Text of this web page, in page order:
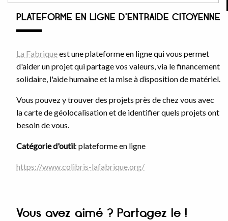
PLATEFORME EN LIGNE D'ENTRAIDE CITOYENNE
La Fabriqueest une plateforme en ligne qui vous permet
d'aider un projet qui partage vos valeurs, via le financement
solidaire, l'aide humaine et la mise à disposition de matériel.
Vous pouvez y trouver des projets près de chez vous avec
la carte de géolocalisation et de identifier quels projets ont
besoin de vous.
Catégorie d'outil: plateforme en ligne
https://www.colibris-lafabrique.org/
Vous avez aimé ? Partagez le !